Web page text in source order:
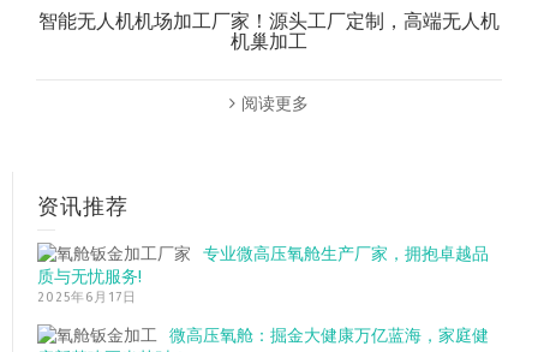
智能无人机机场加工厂家！源头工厂定制，高端无人机
机巢加工
阅读更多
资讯推荐
专业微高压氧舱生产厂家，拥抱卓越品
质与无忧服务!
2025年6月17日
微高压氧舱：掘金大健康万亿蓝海，家庭健